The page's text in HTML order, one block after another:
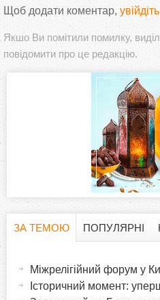
Щоб додати коментар, увійдіть
Якшо Ви помітили помилку,
повідомити про це редакцію.
ЗА ТЕМОЮ
ПОПУЛЯРНІ
Міжрелігійний форум у
Історичний момент: